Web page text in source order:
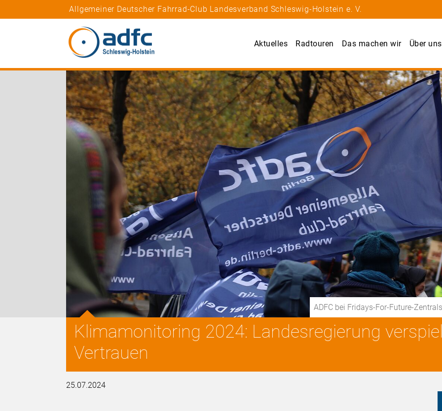
Allgemeiner Deutscher Fahrrad-Club Landesverband Schleswig-Holstein e. V.
Aktuelles Radtouren Das machen wir Über uns
ADFC bei Fridays-For-Future-
Klimamonitoring 2024: Landesregierung
Vertrauen
25.07.2024